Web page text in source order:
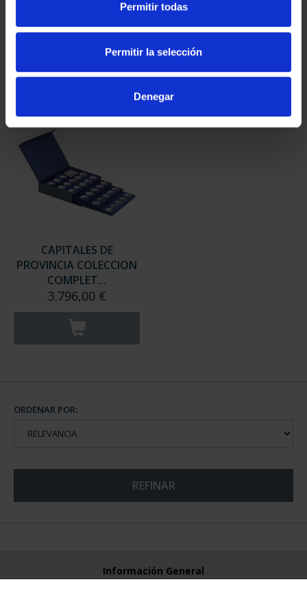
Permitir todas
Permitir la selección
Denegar
PROVINCIA 3
registrados
PROVINCIA 4
registrados
CAPITALES DE
PROVINCIA COLECCION
COMPLET...
3.796,00 €
ORDENAR POR:
REFINAR
Información General